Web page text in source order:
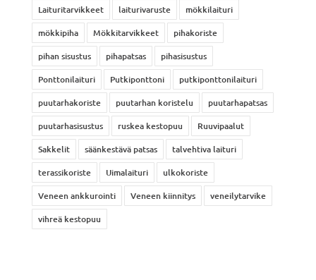
Laituritarvikkeet
laiturivaruste
mökkilaituri
mökkipiha
Mökkitarvikkeet
pihakoriste
pihan sisustus
pihapatsas
pihasisustus
Ponttonilaituri
Putkiponttoni
putkiponttonilaituri
puutarhakoriste
puutarhan koristelu
puutarhapatsas
puutarhasisustus
ruskea kestopuu
Ruuvipaalut
Sakkelit
säänkestävä patsas
talvehtiva laituri
terassikoriste
Uimalaituri
ulkokoriste
Veneen ankkurointi
Veneen kiinnitys
veneilytarvike
vihreä kestopuu